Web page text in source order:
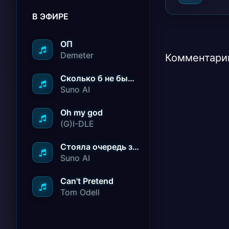
В ЭФИРЕ
ОП
Demeter
Сколько б не было вам лет не грустите
Suno AI
Oh my god
(G)I-DLE
Стояла очередь за радостью
Suno AI
Can't Pretend
Tom Odell